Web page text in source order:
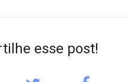
esse post!